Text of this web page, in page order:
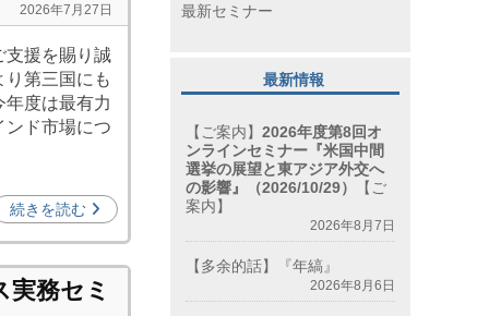
2026年7月27日
援を賜り誠
第三国にも
度は最有力
ンド市場につ
続きを読む
務セミ
最新セミナー
最新情報
【ご案内】2026年度第8回オ
ンラインセミナー『米国中間
選挙の展望と東アジア外交へ
の影響』（2026/10/29）
【ご
案内】
2026年8月7日
【多余的話】『年縞』
2026年8月6日